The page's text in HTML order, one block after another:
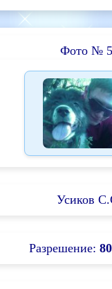
Фото №
Усиков
Разрешение: